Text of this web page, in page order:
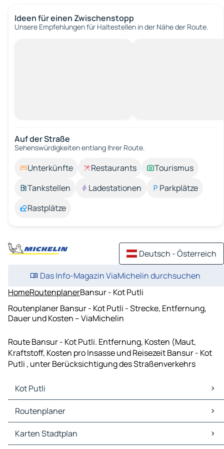
Ideen für einen Zwischenstopp
Unsere Empfehlungen für Haltestellen in der Nähe der Route.
Auf der Straße
Sehenswürdigkeiten entlang Ihrer Route.
Unterkünfte Restaurants
Tourismus
Tankstellen
Ladestationen
Parkplätze
Rastplätze
Deutsch - Österreich
Das Info-Magazin ViaMichelin durchsuchen
HomeRoutenplanerBansur - Kot Putli
Routenplaner Bansur - Kot Putli - Strecke, Entfernung,
Dauer und Kosten – ViaMichelin
Route Bansur - Kot Putli. Entfernung, Kosten (Maut,
Kraftstoff, Kosten pro Insasse und Reisezeit Bansur - Kot
Putli , unter Berücksichtigung des Straßenverkehrs
Kot Putli
Kot Putli Karten Stadtplan
Kot Putli Verkehr
Kot Putli Hotels
Kot Putli Restaurants
Routenplaner
Routenplaner Kot Putli - Bansur
Karten Stadtplan